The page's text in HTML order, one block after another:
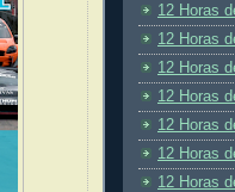
12 Horas
12 Horas
12 Horas
12 Horas
12 Horas
12 Horas
12 Horas